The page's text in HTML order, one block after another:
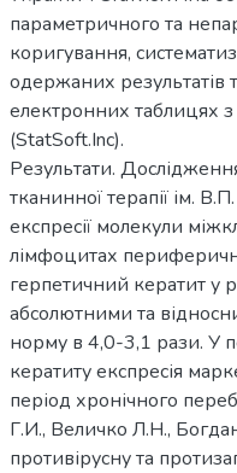
параметричного та
коригування,
одержаних результатів
електронних таблицях
(StatSoft.Inc).
Результати.
тканинної терапії ім.
експресії молекули
лімфоцитах
герпетичний кератит у
абсолютними та
норму в 4,0-3,1 рази. У
кератиту експресія
період хронічного
Г.И., Величко Л.Н.,
противірусну та